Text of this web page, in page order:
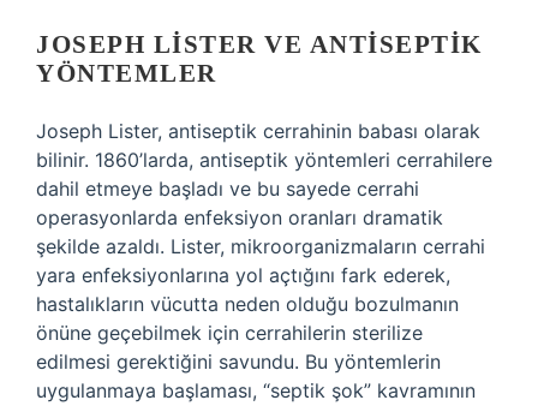
JOSEPH LISTER VE ANTISEPTIK
YÖNTEMLER
Joseph Lister, antiseptik cerrahinin babası olarak
bilinir. 1860’larda, antiseptik yöntemleri cerrahilere
dahil etmeye başladı ve bu sayede cerrahi
operasyonlarda enfeksiyon oranları dramatik
şekilde azaldı. Lister, mikroorganizmaların cerrahi
yara enfeksiyonlarına yol açtığını fark ederek,
hastalıkların vücutta neden olduğu bozulmanın
önüne geçebilmek için cerrahilerin sterilize
edilmesi gerektiğini savundu. Bu yöntemlerin
uygulanmaya başlaması, “septik şok” kavramının